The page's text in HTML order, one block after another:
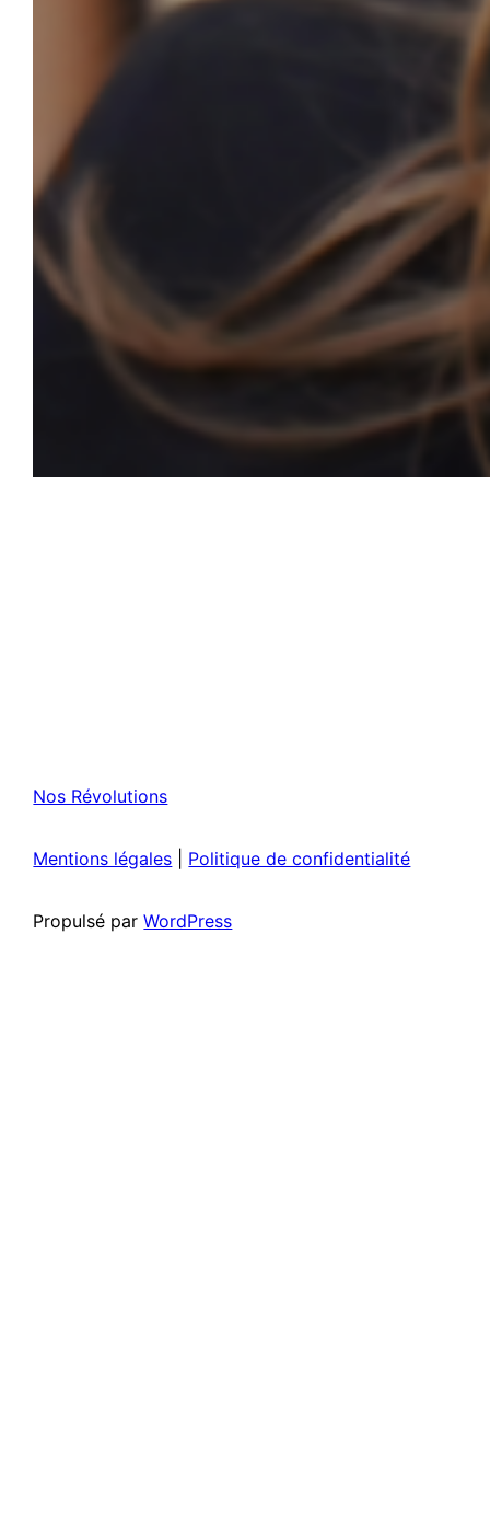
Nos Révolutions
Mentions légales Politique de confidentialité
Propulsé parWordPress